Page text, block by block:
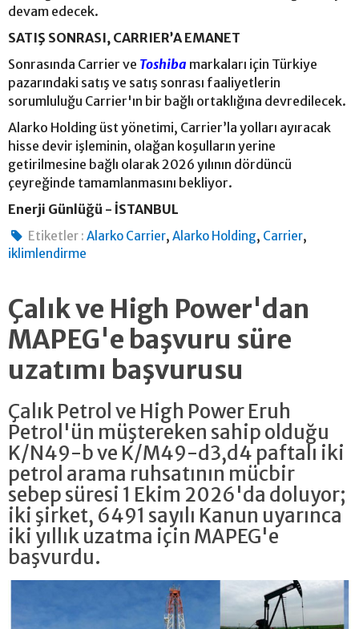
devam edecek.
SATIŞ SONRASI, CARRIER’A EMANET
Sonrasında Carrier ve Toshiba markaları için Türkiye
pazarındaki satış ve satış sonrası faaliyetlerin
sorumluluğu Carrier'ın bir bağlı ortaklığına devredilecek.
Alarko Holding üst yönetimi, Carrier’la yolları ayıracak
hisse devir işleminin, olağan koşulların yerine
getirilmesine bağlı olarak 2026 yılının dördüncü
çeyreğinde tamamlanmasını bekliyor.
Enerji Günlüğü - İSTANBUL
Etiketler : Alarko Carrier,Alarko Holding, Carrier,
iklimlendirme
Çalık ve High Power'dan
MAPEG'e başvuru süre
uzatımı başvurusu
Çalık Petrol ve High Power Eruh
Petrol'ün müştereken sahip olduğu
K/N49-b ve K/M49-d3,d4 paftalı iki
petrol arama ruhsatının mücbir
sebep süresi 1 Ekim 2026'da doluyor;
iki şirket, 6491 sayılı Kanun uyarınca
iki yıllık uzatma için MAPEG'e
başvurdu.